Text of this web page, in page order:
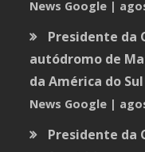
News Google
Presidente da
autódromo de
da América do
News Google
Presidente da